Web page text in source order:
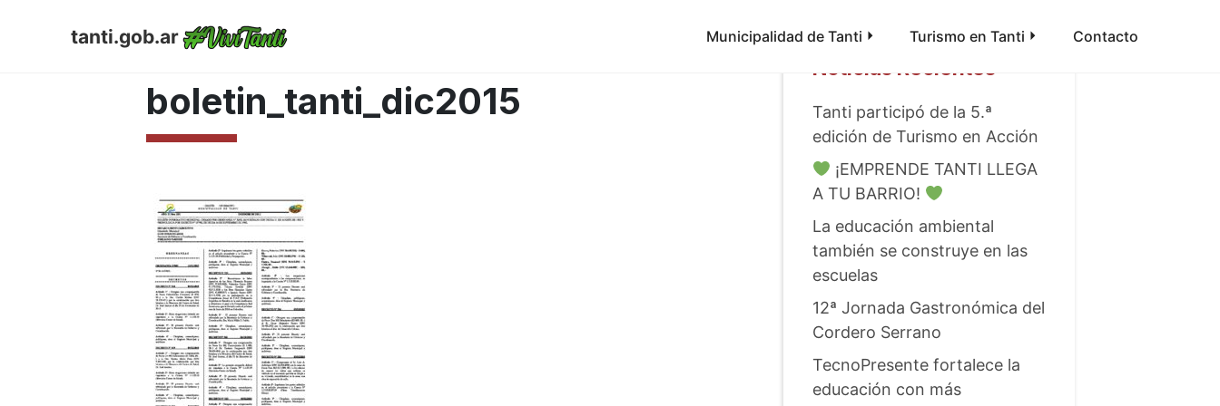
tanti.gob.ar Municipalidad de Tanti Turismo en Tanti Contacto
ABRIL 26, 2017
boletin_tanti_dic2015
Noticias Recientes
Tanti participó de la 5.ª
edición de Turismo en Acción
¡EMPRENDE TANTI LLEGA
A TU BARRIO!
La educación ambiental
también se construye en las
escuelas
12ª Jornada Gastronómica del
Cordero Serrano
TecnoPresente fortalece la
educación con más